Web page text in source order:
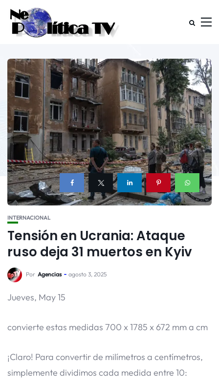
INTERNACIONAL
Tensión en Ucrania: Ataque
ruso deja 31 muertos en Kyiv
Por Agencias agosto 3, 2025
Jueves, May 15
convierte estas medidas 700 x 1785 x 672 mm a cm
¡Claro! Para convertir de milímetros a centímetros,
simplemente dividimos cada medida entre 10: